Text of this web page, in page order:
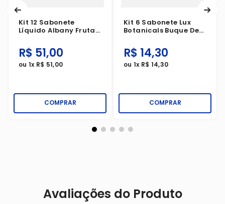
Kit 12 Sabonete
Líquido Albany Frutas
R$ 51,00
ou 1x R$ 51,00
COMPRAR
Kit 6 Sabonete Lux
Botanicals Buque De
R$ 14,30
ou 1x R$ 14,30
COMPRAR
Avaliações do Produto